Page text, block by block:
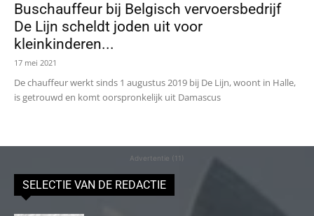
Buschauffeur bij Belgisch vervoersbedrijf
De Lijn scheldt joden uit voor
kleinkinderen...
17 mei 2021
De chauffeur werkt sinds 1 augustus 2019 bij De Lijn, woont in Halle,
is getrouwd en komt oorspronkelijk uit Damascus
Advertentie (11)
SELECTIE VAN DE REDACTIE